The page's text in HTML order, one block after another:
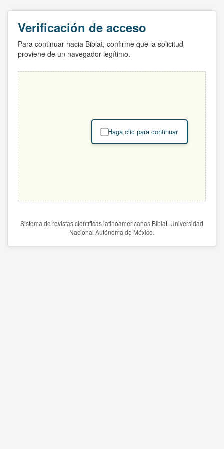
Verificación de acceso
Para continuar hacia Biblat, confirme que la solicitud
proviene de un navegador legítimo.
Haga clic para continuar
Sistema de revistas científicas latinoamericanas Biblat. Universidad
Nacional Autónoma de México.